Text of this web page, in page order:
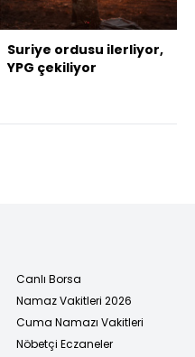
Suriye ordusu ilerliyor,
YPG çekiliyor
Canlı Borsa
Namaz Vakitleri 2026
Cuma Namazı Vakitleri
Nöbetçi Eczaneler